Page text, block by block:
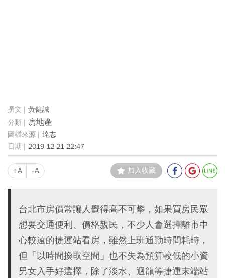
黃健誠
房地產
達志
2019-12-21 22:47
+A -A 加入收藏
台北市房價常讓人覺得高不可攀，如果買房民眾
想要交通便利、價格親民，不少人會選擇離市中
心較遠的捷運站看房，雖然上班通勤時間耗時，
但「以時間換取空間」也不失為預算較低的小資
男女入手好選擇，除了淡水、迴龍等捷運末端站